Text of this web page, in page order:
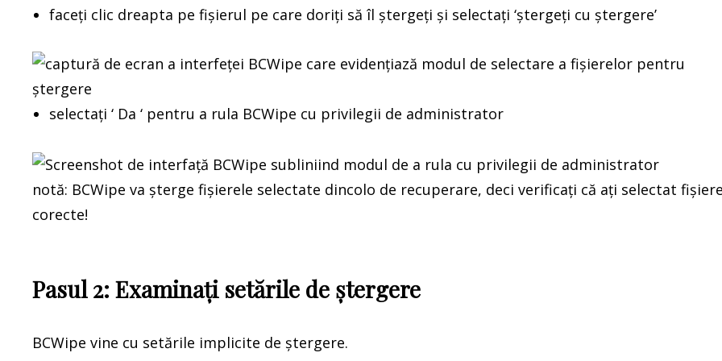
faceți clic dreapta pe fișierul pe care doriți să îl ștergeți și selectați ‘ștergeți cu ștergere’
selectați ‘ Da ‘ pentru a rula BCWipe cu privilegii de administrator
notă: BCWipe va șterge fișierele selectate dincolo de recuperare, deci verificați că ați selectat
corecte!
Pasul 2: Examinați setările de ștergere
BCWipe vine cu setările implicite de ștergere.